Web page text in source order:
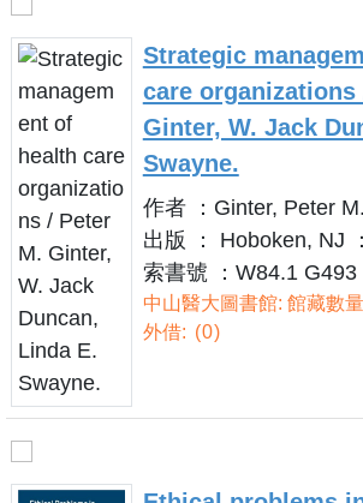
Strategic
care organizations
Ginter, W. Jack
Swayne.
作者 ：Ginter, Peter M.
出版 ： Hoboken, NJ
索書號 ：W84.1 G493
中山醫大圖書館: 館藏數量
外借:
0